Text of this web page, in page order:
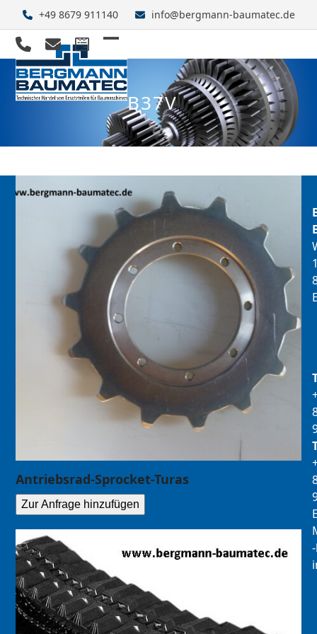
content
+49 8679 911140 info@bergmann-baumatec.de
Open
mobile
menu
Close
mobile
menuB37V
Antriebsrad-Sprocket-Turas
Zur Anfrage hinzufügen